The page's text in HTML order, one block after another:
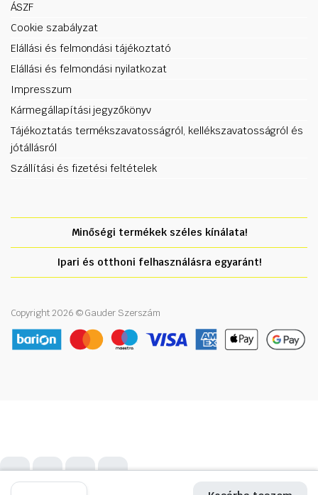
ÁSZF
Cookie szabályzat
Elállási és felmondási tájékoztató
Elállási és felmondási nyilatkozat
Impresszum
Kármegállapítási jegyzőkönyv
Tájékoztatás termékszavatosságról, kellékszavatosságról és
jótállásról
Szállítási és fizetési feltételek
Minőségi termékek széles kínálata!
Ipari és otthoni felhasználásra egyaránt!
Copyright 2026 © Gauder Szerszám